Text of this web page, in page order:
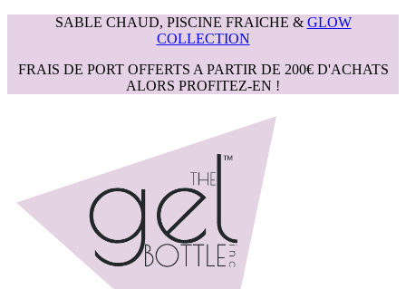
SABLE CHAUD, PISCINE FRAICHE & GLOW
COLLECTION
FRAIS DE PORT OFFERTS A PARTIR DE 200€ D'ACHATS
ALORS PROFITEZ-EN !